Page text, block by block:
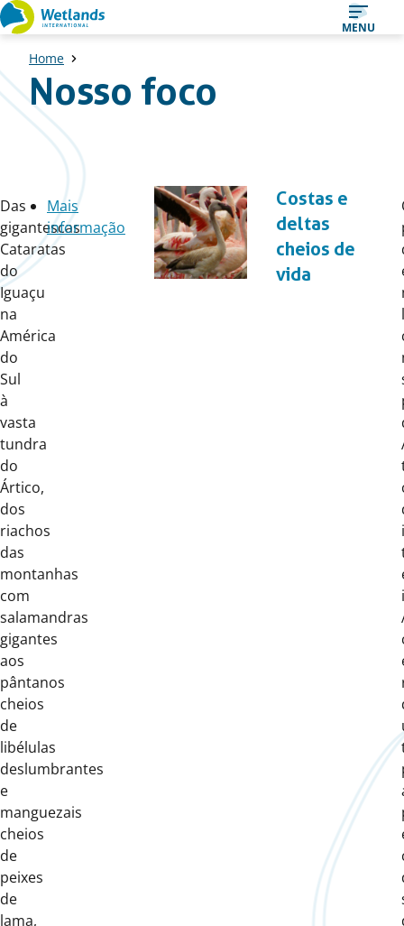
Straight
to
content
MENU
Home
Nosso foco
Das
gigantescas
Cataratas
do
Iguaçu
na
América
do
Sul
à
vasta
tundra
do
Ártico,
dos
riachos
das
montanhas
com
salamandras
gigantes
aos
pântanos
cheios
de
libélulas
deslumbrantes
e
manguezais
cheios
de
peixes
de
lama,
Mais
informação
Costas e
deltas
cheios de
vida